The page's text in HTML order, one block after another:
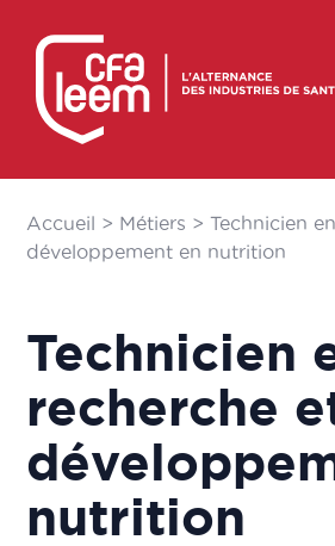
Accueil > Métiers >Technicien
développement en nutrition
Technicien
recherche
nutrition